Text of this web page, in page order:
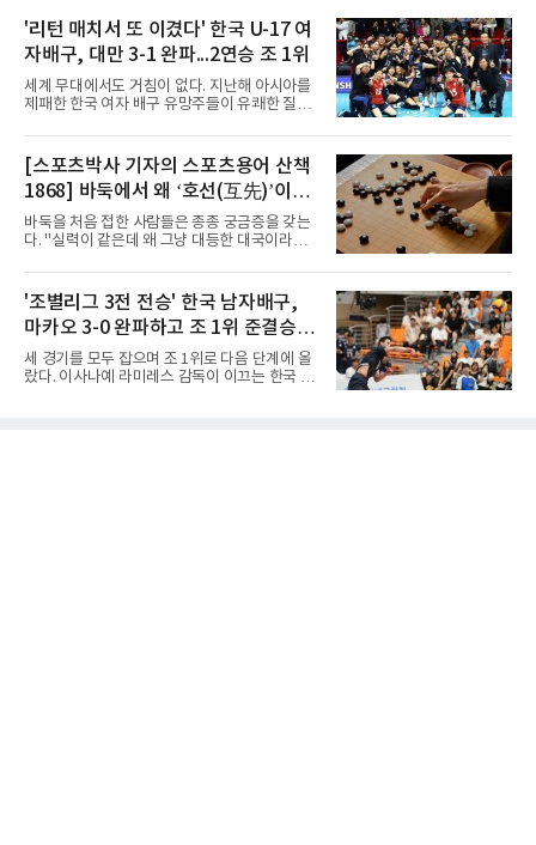
붙는다.C조에서는 양정고가 충주고를 82-35로
크게 꺾고 16강 진출을 확정했다
사우디, 11일 인도네시아, 13일 일본과 차례로
맞붙는다. FIBA 랭킹은 일본 22위, 한국 57위, 사
우디 65위, 인도네시아 94위로, 랭킹과 홈 이점
을 모두 갖춘 일본이 최대 변수다.니콜라이스 마
줄스(라트비아) 감독이 이끄는 대표팀은 지난달
6일 FIBA 월드컵 예선 1라운드 6차전에서 일본
NBA에 도전 중인 이현중을 앞세운 대표팀의 목
표는 우승이다.조별리그는 12
'리턴 매치서 또 이겼다' 한국 U-17 여
자배구, 대만 3-1 완파...2연승 조 1위
세계 무대에서도 거침이 없다. 지난해 아시아를
제패한 한국 여자 배구 유망주들이 유쾌한 질주
이하(U-17) 여자배구대표팀은 8일(한국시간) 칠
레 로스안데스에서 열린 2026 국제배구연맹
(FIVB) U-17 여자 세계선수권대회 조별리그 D조
2차전에서 대만을 세트 점수 3-1(25-19 18-25
25-13 25-15)로 꺾었다. 전날 푸에르토리코를
3-1로 물리쳤던 한국은 2연승으로 조 1위에 올
라 16강 진출에 청신호를 켰다.이날 승리는 남다
3-2로 꺾고 정상에 올랐는데, 세계선수권에서
이뤄진 '리턴 매치'에서도 승리하
[스포츠박사 기자의 스포츠용어 산책
1868] 바둑에서 왜 ‘호선(互先)’이라
말할까
바둑을 처음 접한 사람들은 종종 궁금증을 갖는
다. "실력이 같은데 왜 그냥 대등한 대국이라고
‘바둑에서 왜 ‘대국(對局)’이라 말할까‘ 참조)'호
선(互先)'은 한자로 '서로 호(互)', '먼저 선(先)'을
쓴다. 직역하면 '서로 먼저 둔다'는 뜻이다. 여기
서 '서로 먼저 둔다'는 표현은 한 판에서 두 사람
이 동시에 선수를 잡는다는 의미가 아니다. 중국
과 일본의 고대 바둑에서 실력이 같은 사람끼리
는 여러 판을 둘 때 흑(선수)을 번갈아 맡았다는
'조별리그 3전 전승' 한국 남자배구,
마카오 3-0 완파하고 조 1위 준결승
진출
세 경기를 모두 잡으며 조 1위로 다음 단계에 올
랐다. 이사나예 라미레스 감독이 이끄는 한국 남